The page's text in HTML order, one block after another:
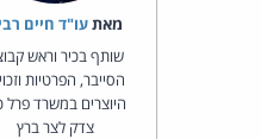
מאת‏עו"ד חיים
שותף בכיר וראש
הסייבר, הפרטיות
היוצרים במשרד פרל
צדק לצר ברץ